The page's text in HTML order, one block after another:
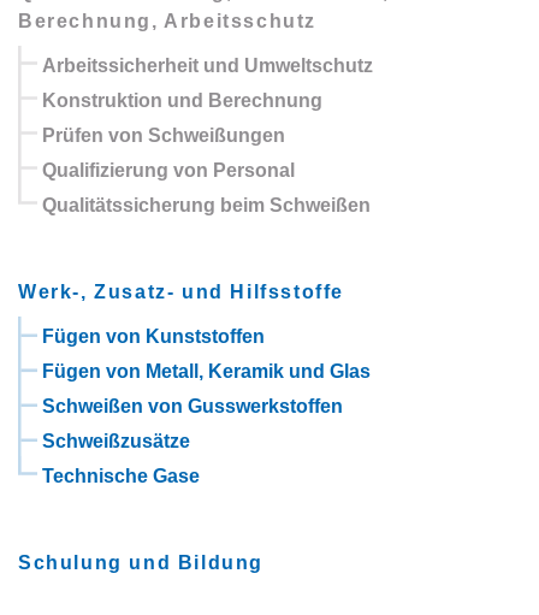
Berechnung, Arbeitsschutz
Arbeitssicherheit und Umweltschutz
Konstruktion und Berechnung
Prüfen von Schweißungen
Qualifizierung von Personal
Qualitätssicherung beim Schweißen
Werk-, Zusatz- und Hilfsstoffe
Fügen von Kunststoffen
Fügen von Metall, Keramik und Glas
Schweißen von Gusswerkstoffen
Schweißzusätze
Technische Gase
Schulung und Bildung